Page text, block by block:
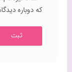
که دوباره